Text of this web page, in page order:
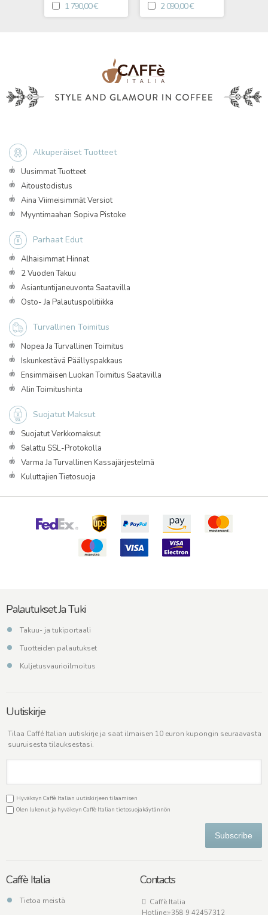
1 790,00 € 2 090,00 €
Alkuperäiset Tuotteet
Uusimmat Tuotteet
Aitoustodistus
Aina Viimeisimmät Versiot
Myyntimaahan Sopiva Pistoke
Parhaat Edut
Alhaisimmat Hinnat
2 Vuoden Takuu
Asiantuntijaneuvonta Saatavilla
Osto- Ja Palautuspolitiikka
Turvallinen Toimitus
Nopea Ja Turvallinen Toimitus
Iskunkestävä Päällyspakkaus
Ensimmäisen Luokan Toimitus Saatavilla
Alin Toimitushinta
Suojatut Maksut
Suojatut Verkkomaksut
Salattu SSL-Protokolla
Varma Ja Turvallinen Kassajärjestelmä
Kuluttajien Tietosuoja
Palautukset Ja Tuki
Takuu- ja tukiportaali
Tuotteiden palautukset
Kuljetusvaurioilmoitus
Uutiskirje
Tilaa Caffé Italian uutiskirje ja saat ilmaisen 10 euron kupongin seuraavasta
suuruisesta tilauksestasi.
Hyväksyn Caffè Italian uutiskirjeen tilaamisen
Olen lukenut ja hyväksyn Caffè Italian tietosuojakäytännön
Subscribe
Caffè Italia
Tietoa meistä
Contacts
Caffè Italia
Hotline:+358 9 42457312